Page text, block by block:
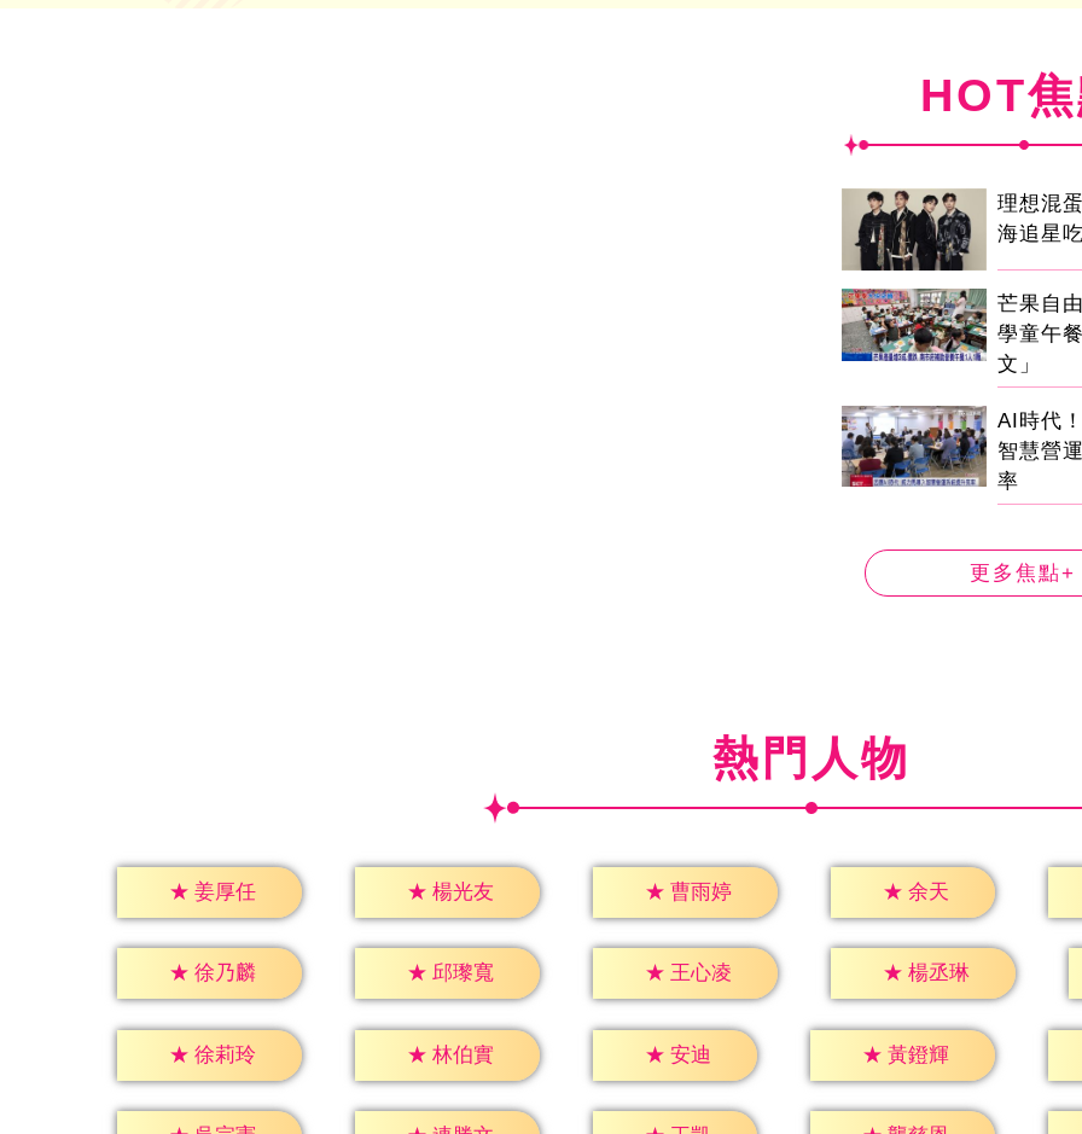
HOT
理想混
海追星
芒果自
學童午
文」
AI時代
智慧營
率
更多焦點+
熱門人物
★ 姜厚任 ★ 楊光友 ★ 曹雨婷 ★ 余天
★ 徐乃麟 ★ 邱瓈寬 ★ 王心凌 ★ 楊丞琳
★ 徐莉玲 ★ 林伯實 ★ 安迪 ★ 黃鐙輝